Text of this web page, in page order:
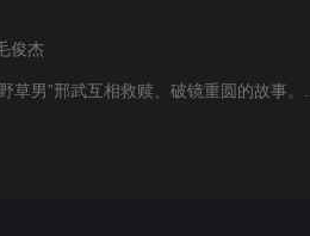
俊杰
草男”邢武互相救赎、破镜重圆的故事。...